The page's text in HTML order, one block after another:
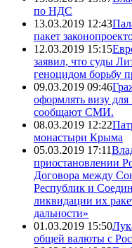
по НДС
13.03.2019 12:43
пакет
12.03.2019 15:15
заявил, что суды
геноцидом борьбу
09.03.2019 09:46
оформлять визу
сообщают СМИ.
08.03.2019 12:22
монастыри Крыма
05.03.2019 17:11
приостановлении
Договора между
Республик и
ликвидации их
дальности»
01.03.2019 15:50
общей валюты с